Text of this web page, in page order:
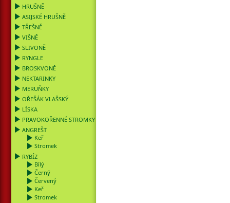
HRUŠNĚ
ASIJSKÉ HRUŠNĚ
TŘEŠNĚ
VIŠNĚ
SLIVONĚ
RYNGLE
BROSKVONĚ
NEKTARINKY
MERUŇKY
OŘEŠÁK VLAŠSKÝ
LÍSKA
PRAVOKOŘENNÉ STROMKY
ANGREŠT
Keř
Stromek
RYBÍZ
Bílý
Černý
Červený
Keř
Stromek